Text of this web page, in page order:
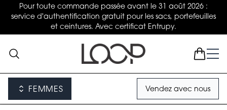
Pour toute commande passée avant le 31 août 2026 :
service d'authentification gratuit pour les sacs, portefeuilles
et ceintures. Avec certificat Entrupy.
FEMMES Vendez avec nous